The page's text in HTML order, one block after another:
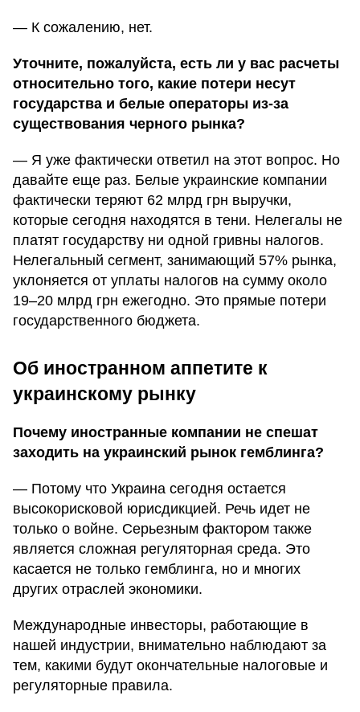
— К сожалению, нет.
Уточните, пожалуйста, есть ли у вас расчеты
относительно того, какие потери несут
государства и белые операторы из-за
существования черного рынка?
— Я уже фактически ответил на этот вопрос. Но
давайте еще раз. Белые украинские компании
фактически теряют 62 млрд грн выручки,
которые сегодня находятся в тени. Нелегалы не
платят государству ни одной гривны налогов.
Нелегальный сегмент, занимающий 57% рынка,
уклоняется от уплаты налогов на сумму около
19–20 млрд грн ежегодно. Это прямые потери
государственного бюджета.
Об иностранном аппетите к
украинскому рынку
Почему иностранные компании не спешат
заходить на украинский рынок гемблинга?
— Потому что Украина сегодня остается
высокорисковой юрисдикцией. Речь идет не
только о войне. Серьезным фактором также
является сложная регуляторная среда. Это
касается не только гемблинга, но и многих
других отраслей экономики.
Международные инвесторы, работающие в
нашей индустрии, внимательно наблюдают за
тем, какими будут окончательные налоговые и
регуляторные правила.